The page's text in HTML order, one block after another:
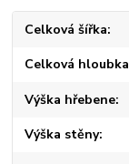
Celková šířka
Celková hloubka
Výška hřebene
Výška stěny